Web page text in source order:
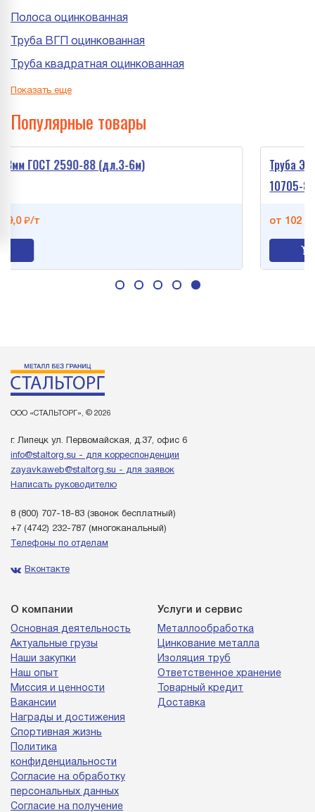
Полоса оцинкованная
Труба ВГП оцинкованная
Труба квадратная оцинкованная
Труба прямоугольная оцинкованная
Показать еще
Популярные товары
2590-88 (дл.3-6м)
Труба ЭС оц.
10705-81
от 102 652,0 ₽/т
ООО «СТАЛЬТОРГ», © 2026
г. Липецк ул. Первомайская, д.37, офис 6
info@staltorg.su - для корреспонденции
zayavkaweb@staltorg.su - для заявок
Написать руководителю
8 (800) 707-18-83 (звонок бесплатный)
+7 (4742) 232-787 (многоканальный)
Телефоны по отделам
Вконтакте
О компании
Основная деятельность
Актуальные грузы
Наши закупки
Наш опыт
Миссия и ценности
Вакансии
Награды и достижения
Спортивная жизнь
Политика
конфиденциальности
Согласие на обработку
персональных данных
Согласие на получение
Услуги и сервис
Металлообработка
Цинкование металла
Изоляция труб
Ответственное хранение
Товарный кредит
Доставка